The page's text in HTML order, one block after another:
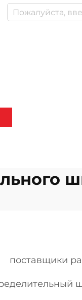
поставщики